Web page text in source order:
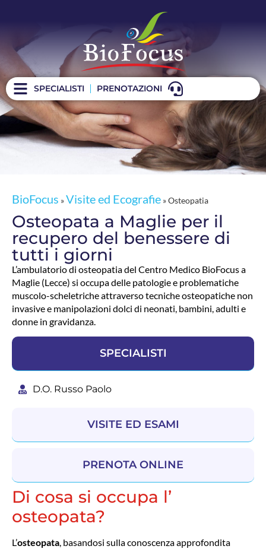
SPECIALISTI PRENOTAZIONI
Osteopatia
BioFocus »Visite ed Ecografie »Osteopatia
Osteopata a Maglie per il
recupero del benessere di
tutti i giorni
L’ambulatorio di osteopatia del Centro Medico BioFocus a
Maglie (Lecce) si occupa delle patologie e problematiche
muscolo-scheletriche attraverso tecniche osteopatiche non
invasive e manipolazioni dolci di neonati, bambini, adulti e
donne in gravidanza.
SPECIALISTI
VISITE ED ESAMI
PRENOTA ONLINE
D.O. Russo Paolo
Di cosa si occupa l’
osteopata?
L’osteopata, basandosi sulla conoscenza approfondita